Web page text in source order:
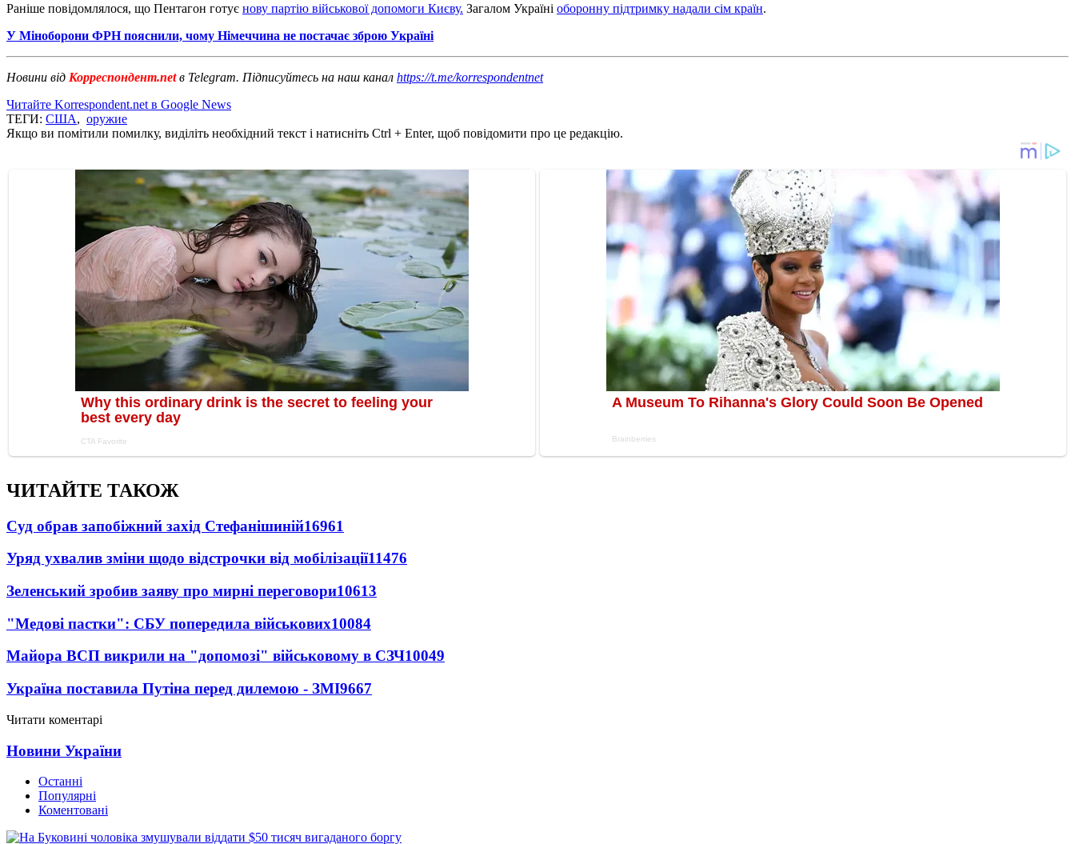
Раніше повідомлялося, що Пентагон готує нову партію військової допомоги Києву. Загалом Україні оборонну підтримку надали сім країн.
У Міноборони ФРН пояснили, чому Німеччина не постачає зброю Україні
Новини від Корреспондент.netв Telegram. Підписуйтесь на наш канал https://t.me/korrespondentnet
Читайте Korrespondent.net в Google News
ТЕГИ: США, оружие
Якщо ви помітили помилку, виділіть необхідний текст і натисніть Ctrl + Enter, щоб повідомити про це редакцію.
ЧИТАЙТЕ ТАКОЖ
Суд обрав запобіжний захід Стефанішиній16961
Уряд ухвалив зміни щодо відстрочки від мобілізації11476
Зеленський зробив заяву про мирні переговори10613
"Медові пастки": СБУ попередила військових10084
Майора ВСП викрили на "допомозі" військовому в СЗЧ10049
Україна поставила Путіна перед дилемою - ЗМІ9667
Читати коментарі
Новини України
Останні
Популярні
Коментовані